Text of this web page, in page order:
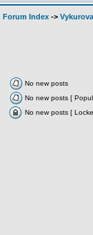
Forum Index ->
No new posts
No new posts [
No new posts [